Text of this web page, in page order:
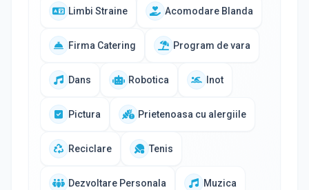
Limbi Straine Acomodare Blanda
Firma Catering Program de vara
Dans Robotica Inot
Pictura Prietenoasa cu alergiile
Reciclare Tenis
Dezvoltare Personala Muzica